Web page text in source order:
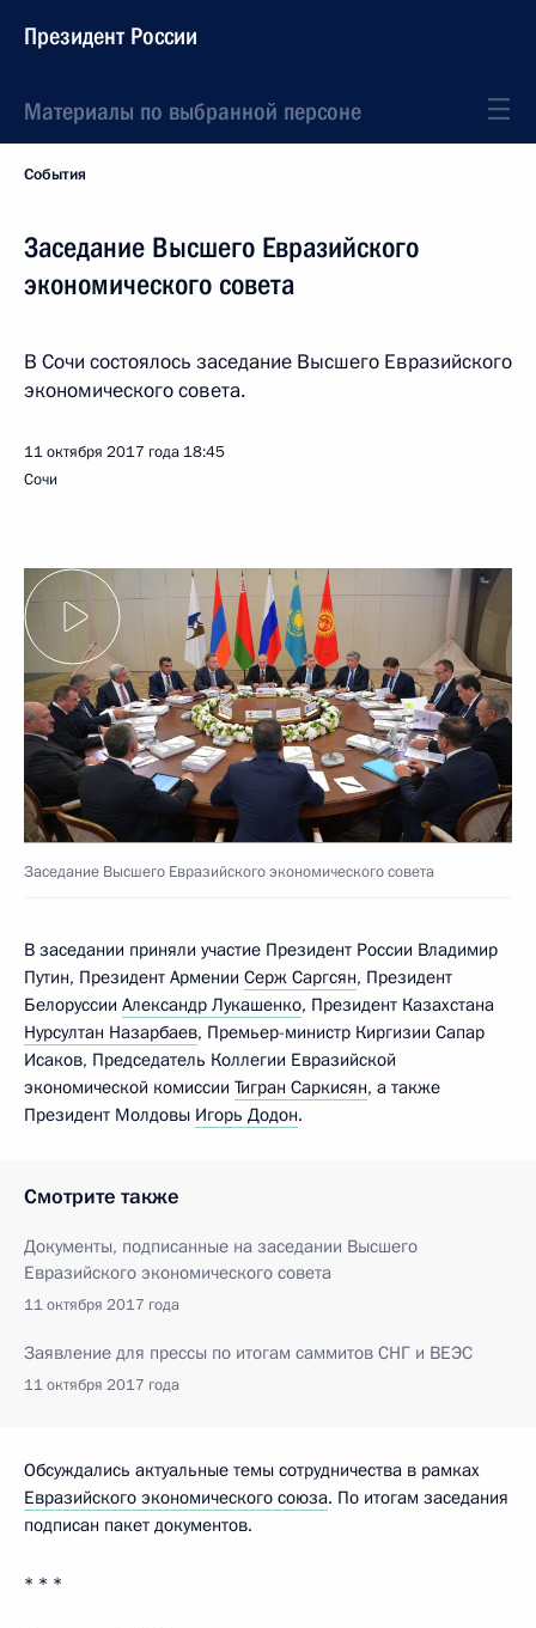
Президент России
Материалы по выбранной персоне
События
Заседание Высшего Евразийского
экономического совета
В Сочи состоялось заседание Высшего Евразийского
экономического совета.
11 октября 2017 года 18:45
Сочи
Заседание Высшего Евразийского экономического совета
В заседании приняли участие Президент России Владимир
Путин, Президент Армении Серж Саргсян, Президент
Белоруссии Александр Лукашенко, Президент Казахстана
Нурсултан Назарбаев, Премьер-министр Киргизии Сапар
Исаков, Председатель Коллегии Евразийской
экономической комиссии Тигран Саркисян, а также
Президент Молдовы Игорь Додон.
Смотрите также
Документы, подписанные на заседании Высшего
Евразийского экономического совета
11 октября 2017 года
Заявление для прессы по итогам саммитов СНГ и ВЕЭС
11 октября 2017 года
Обсуждались актуальные темы сотрудничества в рамках
Евразийского экономического союза. По итогам заседания
подписан пакет документов.
* * *